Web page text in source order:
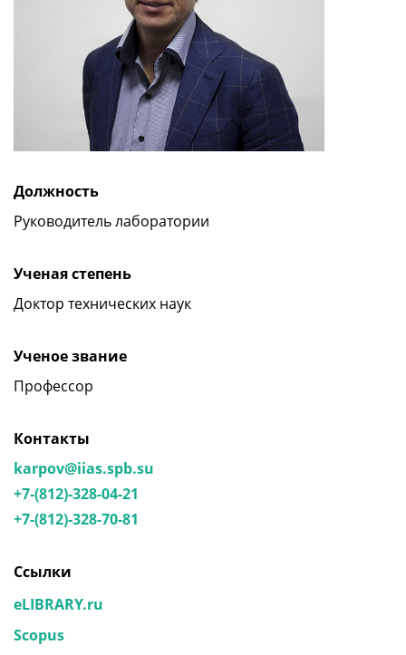
Должность
Руководитель лаборатории
Ученая степень
Доктор технических наук
Ученое звание
Профессор
Контакты
karpov@iias.spb.su
+7-(812)-328-04-21
+7-(812)-328-70-81
Ссылки
eLIBRARY.ru
Scopus